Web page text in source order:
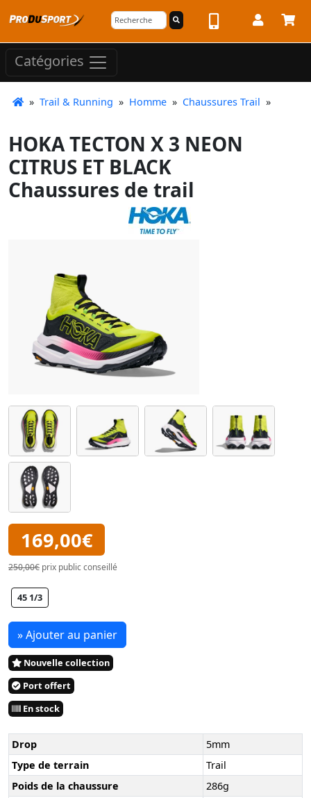
Catégories
» Trail & Running » Homme » Chaussures Trail »
HOKA TECTON X 3 NEON
CITRUS ET BLACK
Chaussures de trail
169,00€
250,00€ prix public conseillé
45 1/3
» Ajouter au panier
Nouvelle collection
Port offert
En stock
Drop
5mm
Type de terrain
Trail
Poids de la chaussure
286g